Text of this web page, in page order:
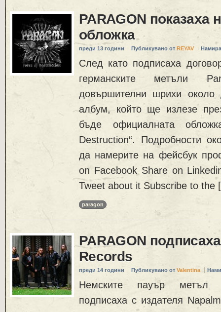
PARAGON показаха
обложка
преди 13 години Публикувано от REYAV
След като подписаха
германските метъли
довършителни шрихи около
албум, който ще излезе
бъде официалната
Destruction“. Подробности
да намерите на фейсбук
on Facebook Share on
Tweet about it Subscribe to
paragon
PARAGON
Records
преди 14 години Публикувано от Valentina
Немските пауър метъл
подписаха с издателя